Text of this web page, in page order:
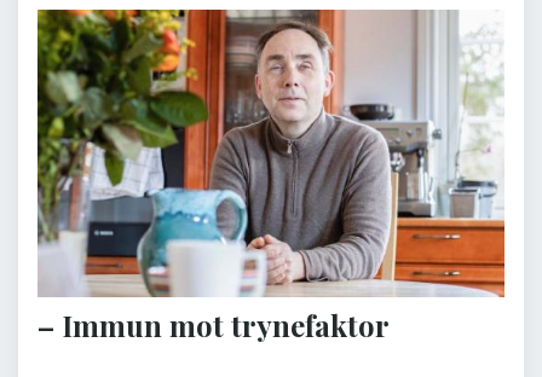
– Immun mot trynefaktor